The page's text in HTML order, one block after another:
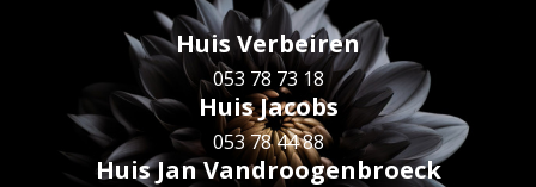
Huis Verbeiren
053 78 73 18
Huis Jacobs
053 78 44 88
Huis Jan Vandroogenbroeck